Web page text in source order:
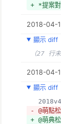
+ *提案對
+ >>需要
412
- *問題
- *建立固
*政
- *問卷無
+ →au回
2018-04-
顯示 diff
（27 行未
2018-04-
顯示 diff
- @萌點
+ @萌典